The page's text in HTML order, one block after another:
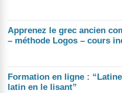
Apprenez le grec ancien
– méthode Logos – cours
Formation en ligne :
latin en le lisant”